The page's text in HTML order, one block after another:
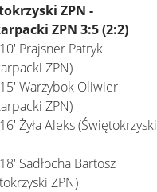
ZPN -
ZPN 3:5 (2:2)
Prajsner Patryk
ZPN)
Warzybok Oliwier
ZPN)
Żyła Aleks (Świętokrzyski
Sadłocha Bartosz
ZPN)